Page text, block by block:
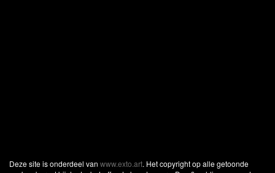
Deze site is onderdeel van www.exto.art. Het copyright op alle getoonde